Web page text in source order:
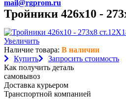
mail@rgprom.ru
Тройники 426х10 -
Увеличить
Наличие товара: В наличии
Купить
Запросить стоимость
Как получить деталь
самовывоз
Доставка курьером
Транспортной компанией